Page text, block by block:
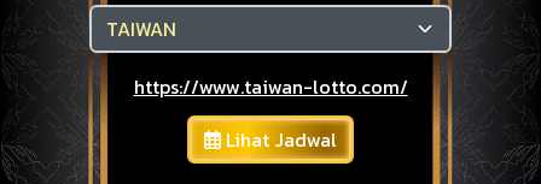
https://www.taiwan-lotto.com/
Lihat Jadwal